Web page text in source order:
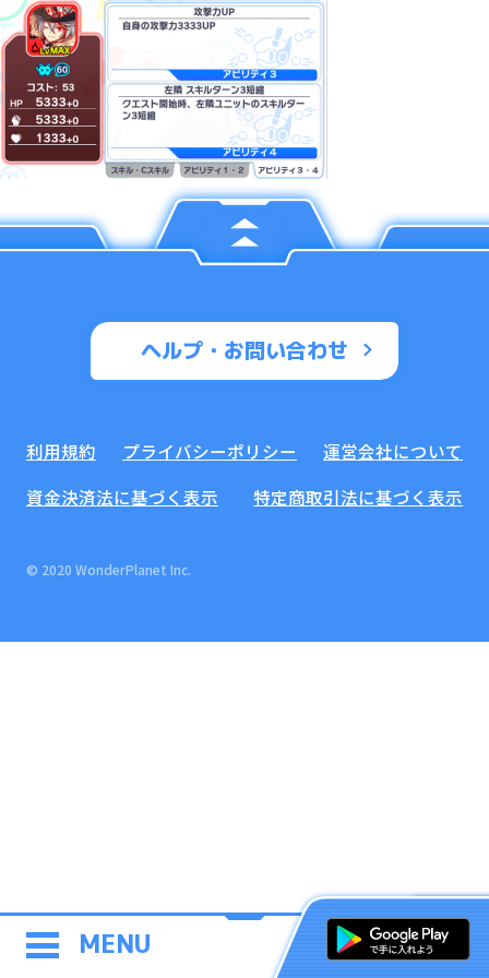
MENU
ヘルプ・お問い合わせ
利用規約 プライバシーポリシー
運営会社について
資金決済法に基づく表示
特定商取引法に基づく表示
© 2020 WonderPlanet Inc.